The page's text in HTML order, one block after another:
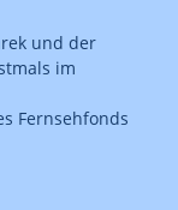
und der
im
Fernsehfonds